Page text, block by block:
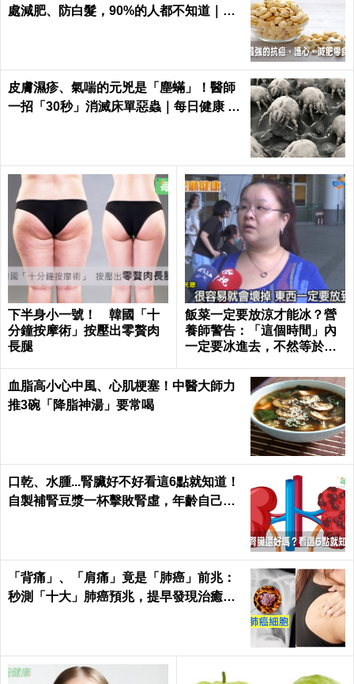
處減肥、防白髮，90%的人都不知道｜每
皮膚濕疹、氣喘的元兇是「塵蟎」！醫師
一招「30秒」消滅床單惡蟲｜每日健康 H
下半身小一號！ 韓國「十
分鐘按摩術」按壓出零贅肉
長腿
飯菜一定要放涼才能冰？營
養師警告：「這個時間」內
一定要冰進去，不然等於活
alth
血脂高小心中風、心肌梗塞！中醫大師力
推3碗「降脂神湯」要常喝
口乾、水腫...腎臟好不好看這6點就知道！
自製補腎豆漿一杯擊敗腎虛，年齡自己決
「背痛」、「肩痛」竟是「肺癌」前兆：
秒測「十大」肺癌預兆，提早發現治癒率